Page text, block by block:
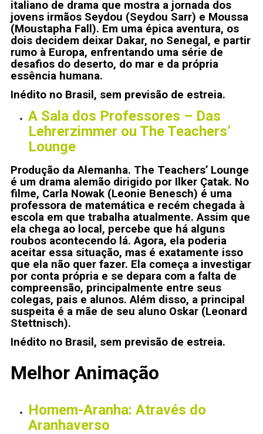
italiano de drama que mostra a jornada dos
jovens irmãos Seydou (Seydou Sarr) e Moussa
(Moustapha Fall). Em uma épica aventura, os
dois decidem deixar Dakar, no Senegal, e partir
rumo à Europa, enfrentando uma série de
desafios do deserto, do mar e da própria
essência humana.
Inédito no Brasil, sem previsão de estreia.
A Sala dos Professores – Das
Lehrerzimmer ou The Teachers’
Lounge
Produção da Alemanha. The Teachers’ Lounge
é um drama alemão dirigido por Ilker Çatak. No
filme, Carla Nowak (Leonie Benesch) é uma
professora de matemática e recém chegada à
escola em que trabalha atualmente. Assim que
ela chega ao local, percebe que há alguns
roubos acontecendo lá. Agora, ela poderia
aceitar essa situação, mas é exatamente isso
que ela não quer fazer. Ela começa a investigar
por conta própria e se depara com a falta de
compreensão, principalmente entre seus
colegas, pais e alunos. Além disso, a principal
suspeita é a mãe de seu aluno Oskar (Leonard
Stettnisch).
Inédito no Brasil, sem previsão de estreia.
Melhor Animação
Homem-Aranha: Através do
Aranhaverso